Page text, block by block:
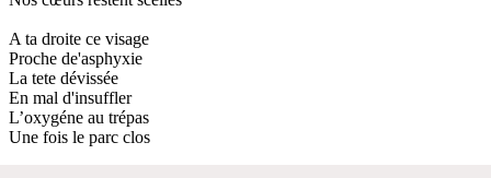
A ta droite ce visage
Proche de'asphyxie
La tete dévissée
En mal d'insuffler
L’oxygéne au trépas
Une fois le parc clos